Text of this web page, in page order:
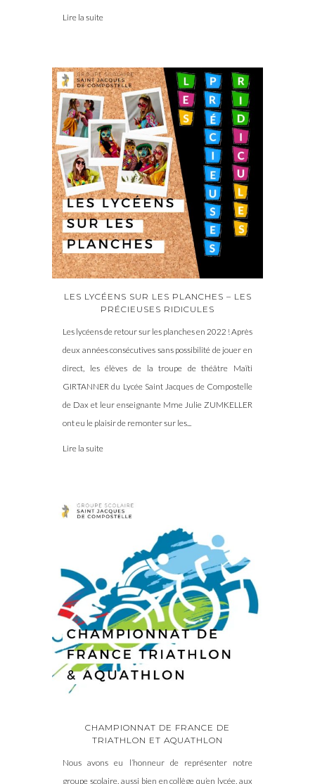
Lire la suite
LES LYCÉENS SUR LES PLANCHES – LES
PRÉCIEUSES RIDICULES
Les lycéens de retour sur les planches en 2022 ! Après
deux années consécutives sans possibilité de jouer en
direct, les élèves de la troupe de théâtre Maïti
GIRTANNER du Lycée Saint Jacques de Compostelle
de Dax et leur enseignante Mme Julie ZUMKELLER
ont eu le plaisir de remonter sur les...
Lire la suite
CHAMPIONNAT DE FRANCE DE
TRIATHLON ET AQUATHLON
Nous avons eu l’honneur de représenter notre
groupe scolaire, aussi bien en collège qu’en lycée, aux